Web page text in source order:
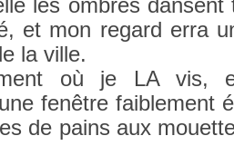
les ombres
et mon re­gard erra
la ville.
où je LA vis,
fenêtre faib­le­ment
de pains aux